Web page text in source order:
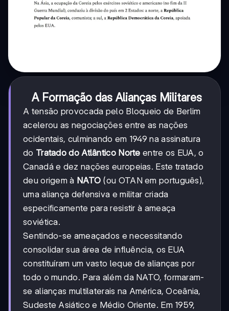
A Formação das Alianças Militares
A tensão provocada pelo Bloqueio de Berlim
acelerou as negociações entre as nações
ocidentais, culminando em 1949 na assinatura
do Tratado do Atlântico Norte entre os EUA, o
Canadá e dez nações europeias. Este tratado
deu origem à NATO (ou OTAN em português),
uma aliança defensiva e militar criada
especificamente para resistir à ameaça
soviética.
Sentindo-se ameaçados e necessitando
consolidar sua área de influência, os EUA
constituíram um vasto leque de alianças por
todo o mundo. Para além da NATO, formaram-
se alianças multilaterais na América, Oceânia,
Sudeste Asiático e Médio Oriente. Em 1959,